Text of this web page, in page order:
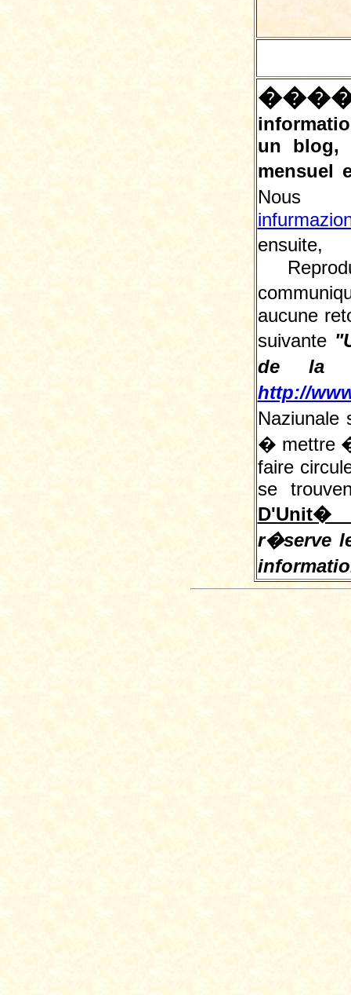
un blog,
mensuel
Nous
ensuite,
aucune
suivante
de la
http://
� mettre
faire
se
D'Unit�
r�serve